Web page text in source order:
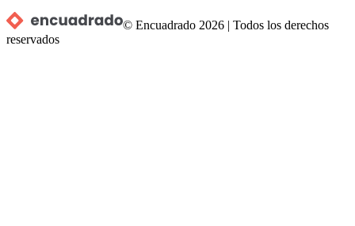
© Encuadrado 2026 |Todos los derechos
reservados